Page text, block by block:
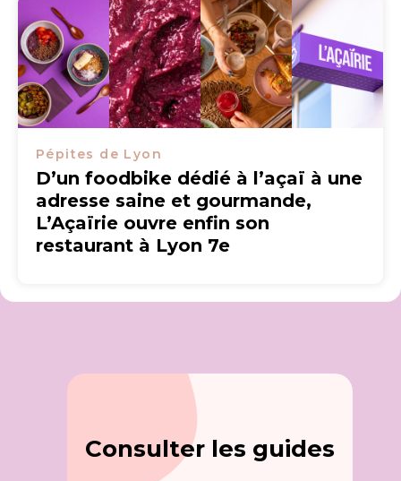
Pépites de Lyon
D’un foodbike dédié à l’açaï à une
adresse saine et gourmande,
L’Açaïrie ouvre enfin son
restaurant à Lyon 7e
Consulter les guides